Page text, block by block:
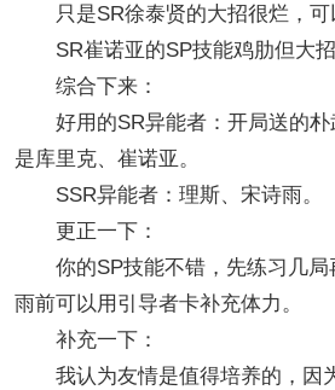
只是SR徐泰贤的大招很烂，
SR崔诺亚的SP技能鸡肋但大
综合下来：
好用的SR异能者：开局送的
是库里克、崔诺亚。
SSR异能者：理斯、宋诗雨。
更正一下：
你的SP技能不错，先练习几
雨前可以用引导者卡补充体力。
补充一下：
我认为友情是值得培养的，因